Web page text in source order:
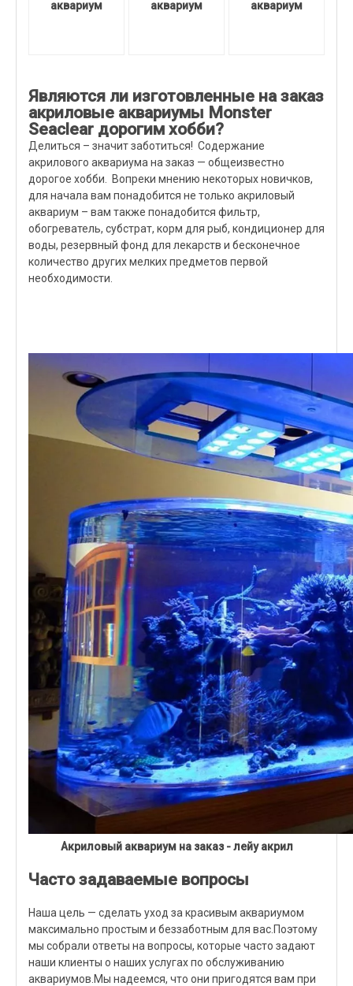
аквариум аквариум аквариум
Являются ли изготовленные на заказ
акриловые аквариумы Monster
Seaclear дорогим хобби?
Делиться – значит заботиться! Содержание
акрилового аквариума на заказ — общеизвестно
дорогое хобби. Вопреки мнению некоторых новичков,
для начала вам понадобится не только акриловый
аквариум – вам также понадобится фильтр,
обогреватель, субстрат, корм для рыб, кондиционер для
воды, резервный фонд для лекарств и бесконечное
количество других мелких предметов первой
необходимости.
Акриловый аквариум на заказ - лейу акрил
Часто задаваемые вопросы
Наша цель — сделать уход за красивым аквариумом
максимально простым и беззаботным для вас.Поэтому
мы собрали ответы на вопросы, которые часто задают
наши клиенты о наших услугах по обслуживанию
аквариумов.Мы надеемся, что они пригодятся вам при